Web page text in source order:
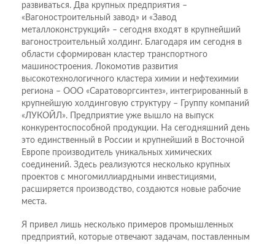
развиваться. Два крупных предприятия –
«Вагоностроительный завод» и «Завод
металлоконструкций» – сегодня входят в крупнейший
вагоностроительный холдинг. Благодаря им сегодня в
области сформирован кластер транспортного
машиностроения. Локомотив развития
высокотехнологичного кластера химии и нефтехимии
региона – ООО «Саратоворгсинтез», интегрированный в
крупнейшую холдинговую структуру – Группу компаний
«ЛУКОЙЛ». Предприятие уже вышло на выпуск
конкурентоспособной продукции. На сегодняшний день
это единственный в России и крупнейший в Восточной
Европе производитель уникальных химических
соединений. Здесь реализуются несколько крупных
проектов с многомиллиардными инвестициями,
расширяется производство, создаются новые рабочие
места.
Я привел лишь несколько примеров промышленных
предприятий, которые отвечают задачам, поставленным